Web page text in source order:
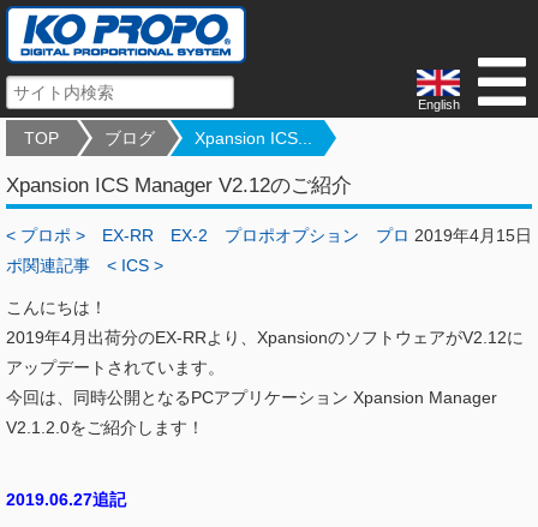
English
TOP ブログ Xpansion ICS...
Xpansion ICS Manager V2.12のご紹介
2019年4月15日
< プロポ > EX-RR EX-2 プロポオプション
プロ
ポ関連記事
< ICS >
こんにちは！
2019年4月出荷分のEX-RRより、XpansionのソフトウェアがV2.12に
アップデートされています。
今回は、同時公開となるPCアプリケーション Xpansion Manager
V2.1.2.0をご紹介します！
2019.06.27追記